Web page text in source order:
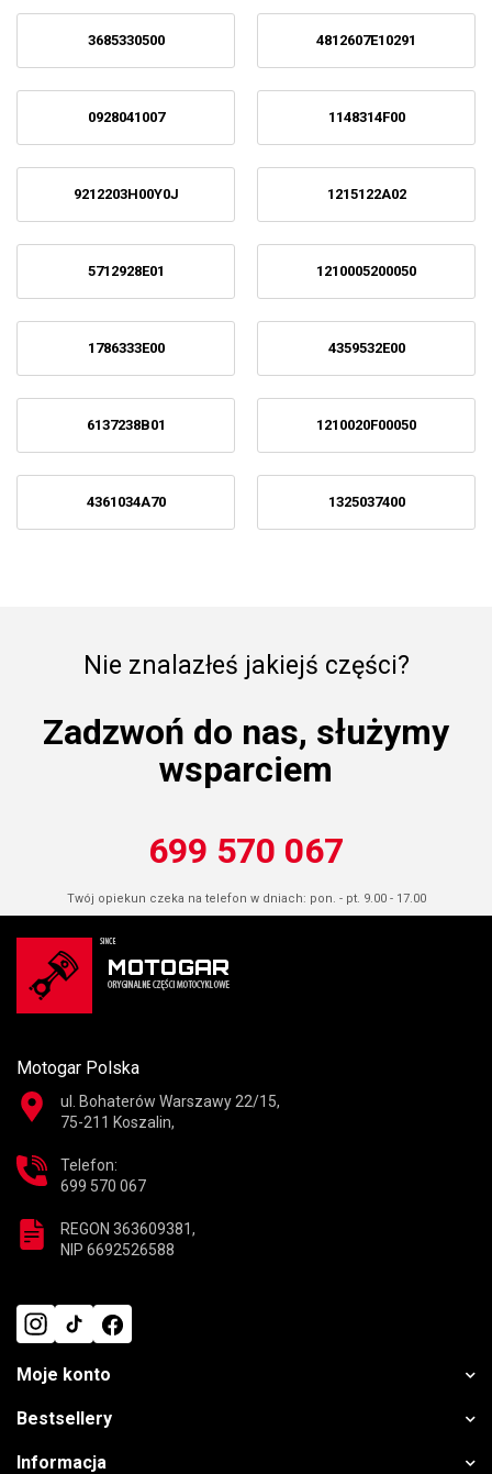
3685330500 4812607E10291
0928041007 1148314F00
9212203H00Y0J 1215122A02
5712928E01 1210005200050
1786333E00 4359532E00
6137238B01 1210020F00050
4361034A70 1325037400
Nie znalazłeś jakiejś części?
Zadzwoń do nas, służymy
wsparciem
699 570 067
Twój opiekun czeka na telefon w dniach: pon. - pt. 9.00 - 17.00
Motogar Polska
ul. Bohaterów Warszawy 22/15,
75-211 Koszalin,
Telefon:
699 570 067
REGON 363609381,
NIP 6692526588
Moje konto
Bestsellery
Informacja